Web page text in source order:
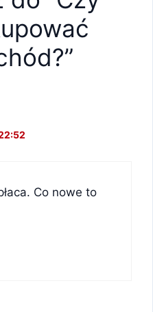
Co nowe to